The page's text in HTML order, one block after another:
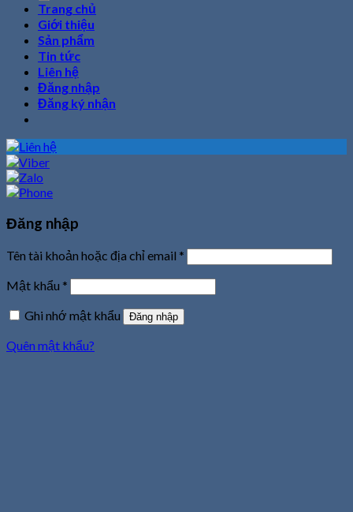
Trang chủ
Giới thiệu
Sản phẩm
Tin tức
Liên hệ
Đăng nhập
Đăng ký nhận
Đăng nhập
Tên tài khoản hoặc địa chỉ email *
Mật khẩu *
Ghi nhớ mật khẩu
Đăng nhập
Quên mật khẩu?